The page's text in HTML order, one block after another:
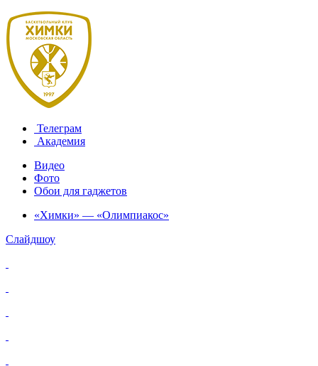
Телеграм
Академия
Видео
Фото
Обои для гаджетов
«Химки» — «Олимпиакос»
Слайдшоу